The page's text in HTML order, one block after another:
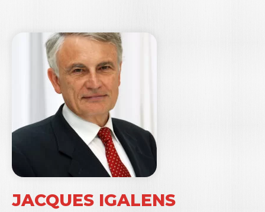
JACQUES IGALENS